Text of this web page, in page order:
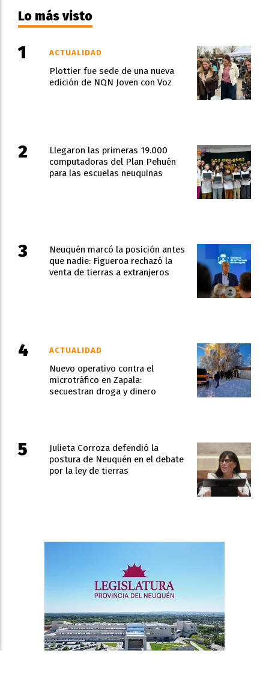
Lo más visto
Plottier fue sede de una nueva
edición de NQN Joven con Voz
ACTUALIDAD
Llegaron las primeras 19.000
computadoras del Plan Pehuén
para las escuelas neuquinas
Neuquén marcó la posición antes
que nadie: Figueroa rechazó la
venta de tierras a extranjeros
Nuevo operativo contra el
microtráfico en Zapala:
secuestran droga y dinero
ACTUALIDAD
Julieta Corroza defendió la
postura de Neuquén en el debate
por la ley de tierras